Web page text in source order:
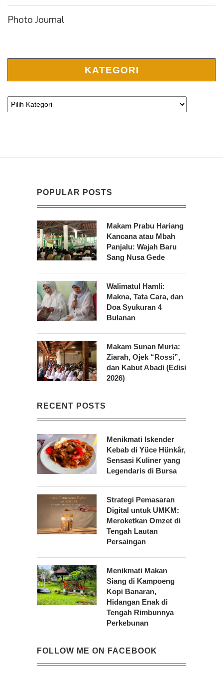
Photo Journal
KATEGORI
POPULAR POSTS
Makam Prabu Hariang
Kancana atau Mbah
Panjalu: Wajah Baru
Sang Nusa Gede
Walimatul Hamli:
Makna, Tata Cara, dan
Doa Syukuran 4
Bulanan
Makam Sunan Muria:
Ziarah, Ojek “Rossi”,
dan Kabut Abadi (Edisi
2026)
RECENT POSTS
Menikmati Iskender
Kebab di Yüce Hünkâr,
Sensasi Kuliner yang
Legendaris di Bursa
Strategi Pemasaran
Digital untuk UMKM:
Meroketkan Omzet di
Tengah Lautan
Persaingan
Menikmati Makan
Siang di Kampoeng
Kopi Banaran,
Hidangan Enak di
Tengah Rimbunnya
Perkebunan
FOLLOW ME ON FACEBOOK